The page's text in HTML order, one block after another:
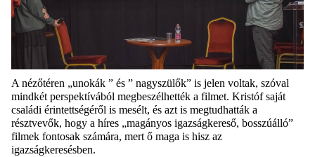
A nézőtéren „unokák ” és ” nagyszülők” is jelen voltak, szóval
mindkét perspektívából megbeszélhették a filmet. Kristóf saját
családi érintettségéről is mesélt, és azt is megtudhatták a
résztvevők, hogy a híres „magányos igazságkereső, bosszúálló”
filmek fontosak számára, mert ő maga is hisz az
igazságkeresésben.